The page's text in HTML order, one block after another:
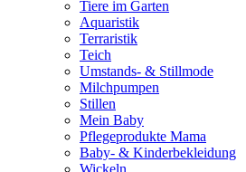
Tiere im Garten
Aquaristik
Terraristik
Teich
Umstands- & Stillmode
Milchpumpen
Stillen
Mein Baby
Pflegeprodukte Mama
Baby- & Kinderbekleidung
Wickeln